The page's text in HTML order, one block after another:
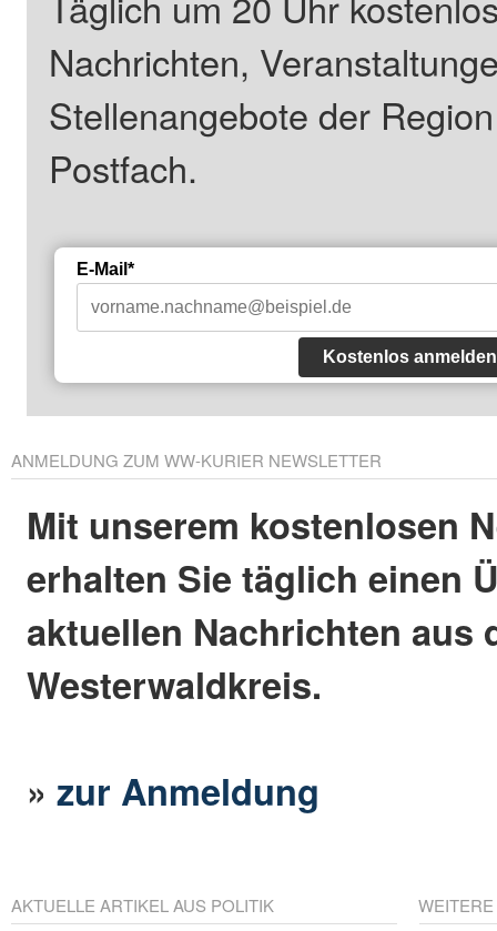
Nachrichten,
Stellenangebote der
Postfach.
E-Mail*
Kostenlos anmelden
ANMELDUNG ZUM WW-KURIER NEWSLETTER
Mit unserem kostenlosen
erhalten Sie täglich einen
aktuellen Nachrichten aus
Westerwaldkreis.
»zur Anmeldung
AKTUELLE ARTIKEL AUS POLITIK